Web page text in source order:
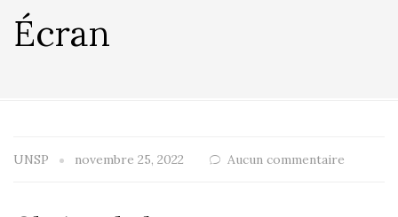
Écran
UNSP novembre 25, 2022 Aucun commentaire